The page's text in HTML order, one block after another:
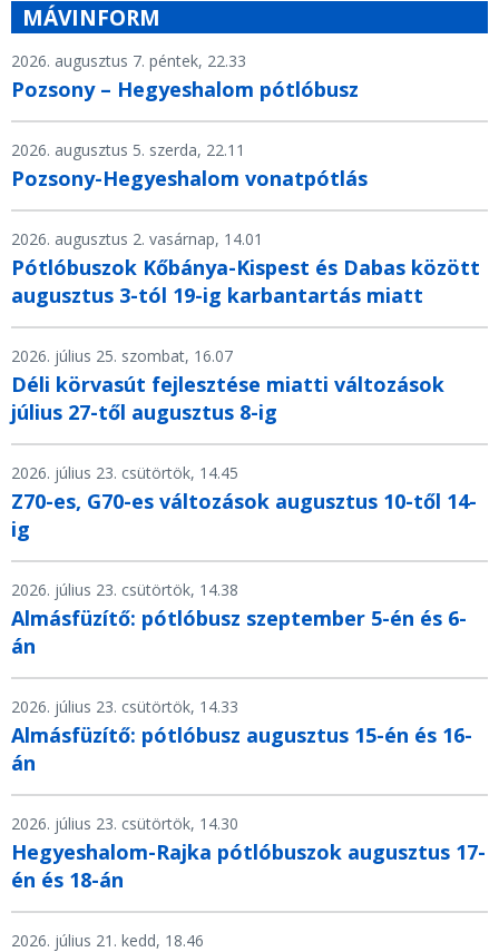
MÁVINFORM
2026. augusztus 7. péntek, 22.33
Pozsony – Hegyeshalom pótlóbusz
2026. augusztus 5. szerda, 22.11
Pozsony-Hegyeshalom vonatpótlás
2026. augusztus 2. vasárnap, 14.01
Pótlóbuszok Kőbánya-Kispest és Dabas között
augusztus 3-tól 19-ig karbantartás miatt
2026. július 25. szombat, 16.07
Déli körvasút fejlesztése miatti változások
július 27-től augusztus 8-ig
2026. július 23. csütörtök, 14.45
Z70-es, G70-es változások augusztus 10-től 14-
ig
2026. július 23. csütörtök, 14.38
Almásfüzítő: pótlóbusz szeptember 5-én és 6-
án
2026. július 23. csütörtök, 14.33
Almásfüzítő: pótlóbusz augusztus 15-én és 16-
án
2026. július 23. csütörtök, 14.30
Hegyeshalom-Rajka pótlóbuszok augusztus 17-
én és 18-án
2026. július 21. kedd, 18.46